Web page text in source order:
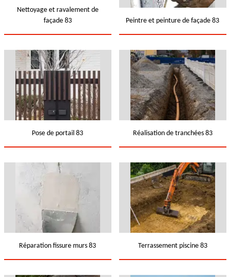
Nettoyage et ravalement de
façade 83
Peintre et peinture de façade 83
Pose de portail 83 Réalisation de tranchées 83
Réparation fissure murs 83 Terrassement piscine 83